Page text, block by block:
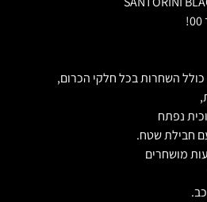
נפתח
חבילת שטח.